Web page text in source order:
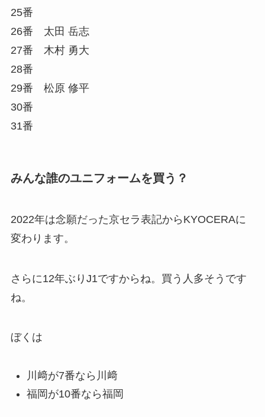
25番
26番 太田 岳志
27番 木村 勇大
28番
29番 松原 修平
30番
31番
みんな誰のユニフォームを買う？
2022年は念願だった京セラ表記からKYOCERAに
変わります。
さらに12年ぶりJ1ですからね。買う人多そうです
ね。
ぼくは
川﨑が7番なら川﨑
福岡が10番なら福岡